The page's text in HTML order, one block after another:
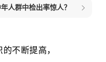
人群中检出率惊人？
不断提高，